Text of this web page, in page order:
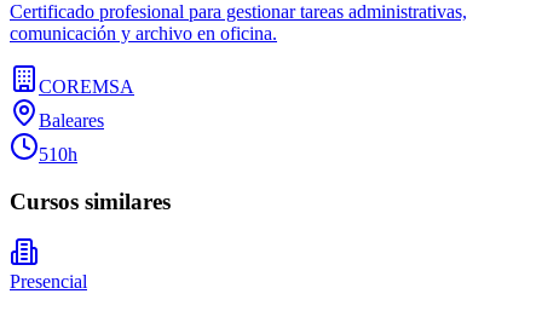
Certificado profesional para gestionar tareas administrativas,
comunicación y archivo en oficina.
COREMSA
Baleares
510h
Cursos similares
Presencial